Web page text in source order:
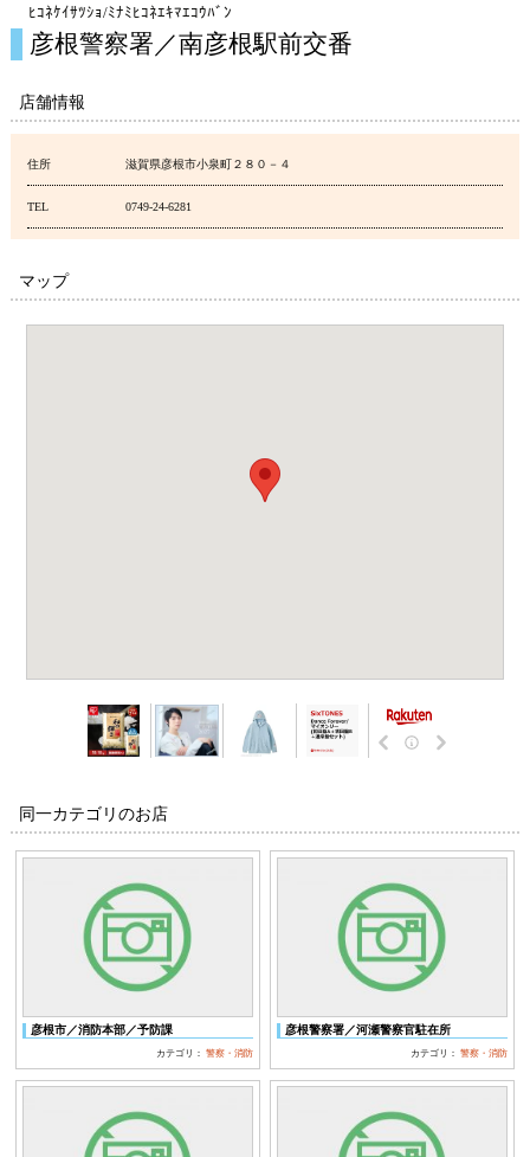
ﾋｺﾈｹｲｻﾂｼｮ/ﾐﾅﾐﾋｺﾈｴｷﾏｴｺｳﾊﾞﾝ
彦根警察署／南彦根駅前交番
店舗情報
住所 滋賀県彦根市小泉町２８０－４
TEL 0749-24-6281
マップ
同一カテゴリのお店
彦根市／消防本部／予防課
カテゴリ：警察・消防
彦根警察署／河瀬警察官駐在所
カテゴリ：警察・消防